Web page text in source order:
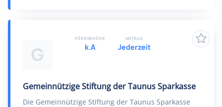
G
Gemeinnützige Stiftung der Taunus Sparkasse
Die Gemeinnützige Stiftung der Taunus Sparkasse
FÖRDERHÖHE
k.A
ANTRAG
Jederzeit